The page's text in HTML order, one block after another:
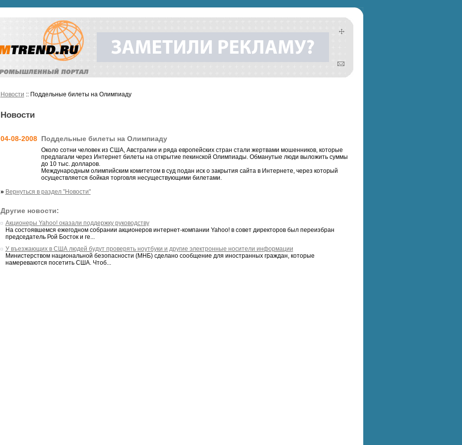
Новости :: Поддельные билеты на Олимпиаду
Новости
04-08-2008 Поддельные билеты на Олимпиаду
Около сотни человек из США, Австралии и ряда европейских стран стали жертвами мошенников, которые
предлагали через Интернет билеты на открытие пекинской Олимпиады. Обманутыe люди выложить суммы
до 10 тыс. долларов.
Международным олимпийским комитетом в суд подан иск о закрытия сайта в Интернете, через который
осуществляется бойкая торговля несуществующими билетами.
» Вернуться в раздел "Новости"
Другие новости:
Акционеры Yahoo! оказали поддержку руководству
На состоявшемся ежегодном собрании акционеров интернет-компании Yahoo! в совет директоров был переизбран
председатель Рой Босток и ге...
У въезжающих в США людей будут проверять ноутбуки и другие электронные носители информации
Министерством национальной безопасности (МНБ) сделано сообщение для иностранных граждан, которые
намереваются посетить США. Чтоб...